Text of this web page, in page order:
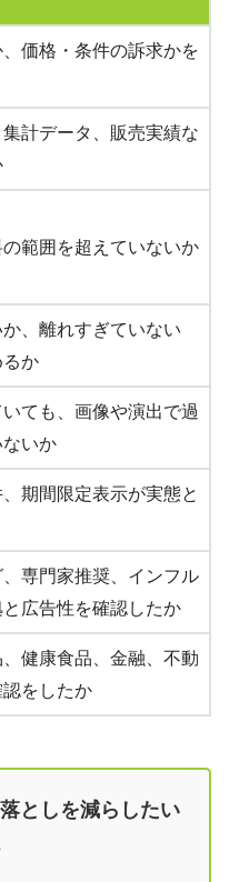
価格・条件の訴求かを
計データ、販売実績な
範囲を超えていないか
、離れすぎていない
か
ても、画像や演出で過
いか
期間限定表示が実態と
専門家推奨、インフル
広告性を確認したか
健康食品、金融、不動
をしたか
としを減らしたい